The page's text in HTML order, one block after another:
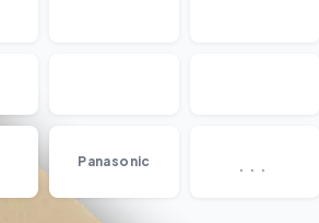
Panasonic